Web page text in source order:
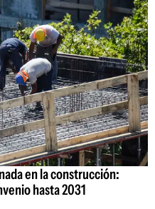
en la construcción:
hasta 2031